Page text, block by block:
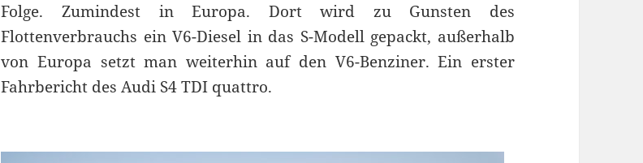
Folge. Zumindest in Europa. Dort wird zu Gunsten des
Flottenverbrauchs ein V6-Diesel in das S-Modell gepackt, außerhalb
von Europa setzt man weiterhin auf den V6-Benziner. Ein erster
Fahrbericht des Audi S4 TDI quattro.